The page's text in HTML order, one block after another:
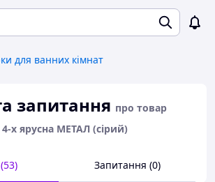
для ванних кімнат
запитання про товар
х ярусна МЕТАЛ (сірий)
Запитання (0)